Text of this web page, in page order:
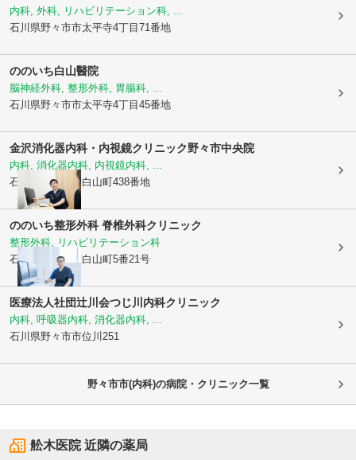
内科, 外科, リハビリテーション科, ...
石川県野々市市太平寺4丁目71番地
ののいち白山醫院
脳神経外科, 整形外科, 胃腸科, ...
石川県野々市市太平寺4丁目45番地
金沢消化器内科・内視鏡クリニック野々市中央院
内科, 消化器内科, 内視鏡内科, ...
石川県野々市市白山町438番地
ののいち整形外科 脊椎外科クリニック
整形外科, リハビリテーション科
石川県野々市市白山町5番21号
医療法人社団辻川会つじ川内科クリニック
内科, 呼吸器内科, 消化器内科, ...
石川県野々市市位川251
野々市市(内科)の病院・クリニック一覧
舩木医院近隣の薬局